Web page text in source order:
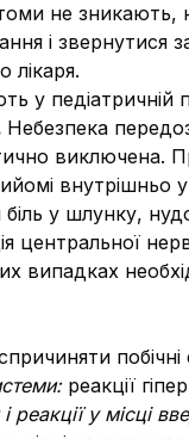
не зникають,
і звернутися
лікаря.
у педіатричній
Небезпека
виключена.
внутрішньо
у шлунку,
центральної
випадках
побічні
реакції
реакції у місці